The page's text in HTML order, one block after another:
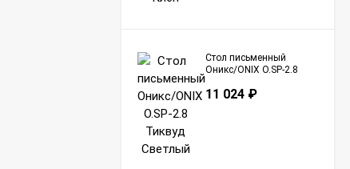
Стол письменный
Оникс/ONIX O.SP-2.8
11 024 ₽